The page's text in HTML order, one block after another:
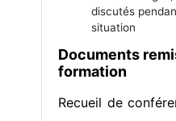
discutés
situation
Documents
formation
Recueil de